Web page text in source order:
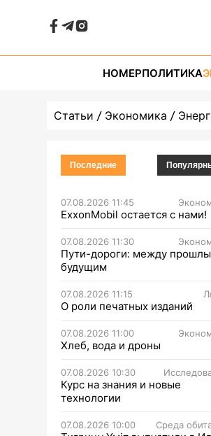
НОМЕРПОЛИТИКА
Статьи Экономика
Последние
07.08.2026 11:45
ExxonMobil остается с нами!
07.08.2026 11:30
Пути-дороги: между
будущим
07.08.2026 11:15
О роли печатных изданий
07.08.2026 11:00
Хлеб, вода и дроны
07.08.2026 10:30
Курс на знания и новые
технологии
07.08.2026 10:00 Среда